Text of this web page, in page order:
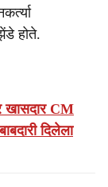
होते.
खासदार CM
दिलेला